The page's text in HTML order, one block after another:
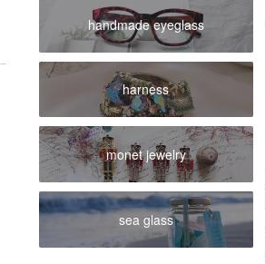
handmade eyeglass
harness
monet jewelry
sea glass